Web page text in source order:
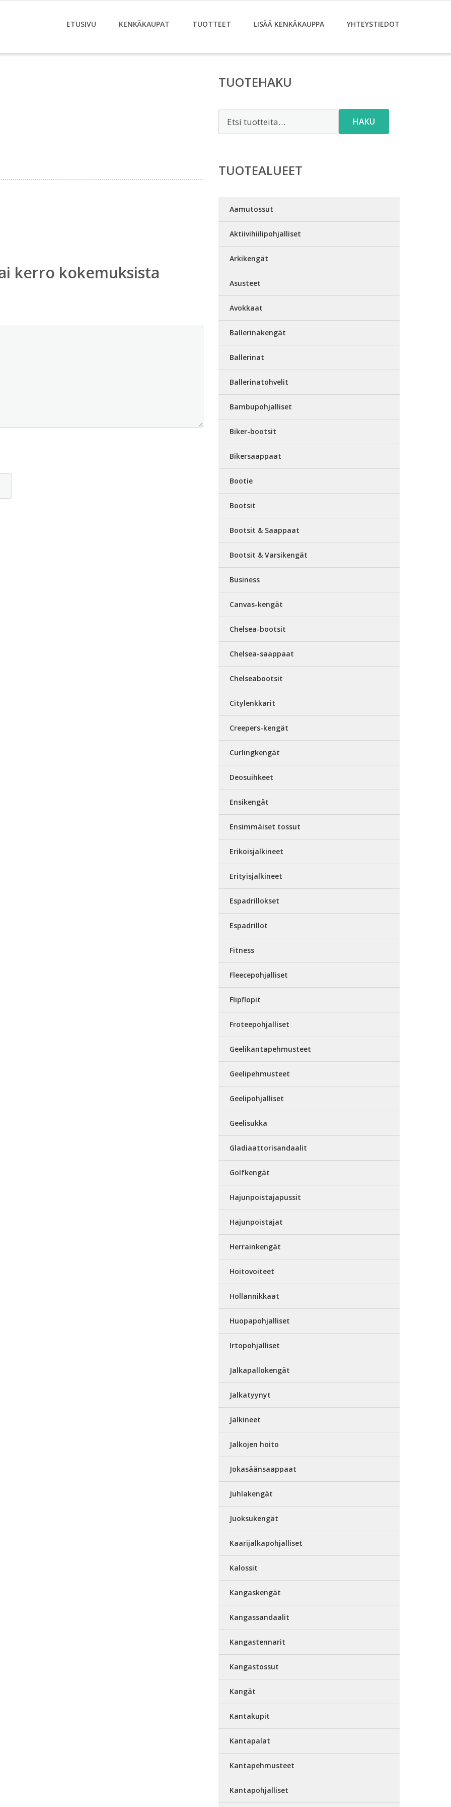
ETUSIVU KENKÄKAUPAT TUOTTEET LISÄÄ KENKÄKAUPPA YHTEYSTIEDOT
kerro kokemuksista
TUOTEHAKU
HAKU
TUOTEALUEET
Aamutossut
Aktiivihiilipohjalliset
Arkikengät
Asusteet
Avokkaat
Ballerinakengät
Ballerinat
Ballerinatohvelit
Bambupohjalliset
Biker-bootsit
Bikersaappaat
Bootie
Bootsit
Bootsit & Saappaat
Bootsit & Varsikengät
Business
Canvas-kengät
Chelsea-bootsit
Chelsea-saappaat
Chelseabootsit
Citylenkkarit
Creepers-kengät
Curlingkengät
Deosuihkeet
Ensikengät
Ensimmäiset tossut
Erikoisjalkineet
Erityisjalkineet
Espadrillokset
Espadrillot
Fitness
Fleecepohjalliset
Flipflopit
Froteepohjalliset
Geelikantapehmusteet
Geelipehmusteet
Geelipohjalliset
Geelisukka
Gladiaattorisandaalit
Golfkengät
Hajunpoistajapussit
Hajunpoistajat
Herrainkengät
Hoitovoiteet
Hollannikkaat
Huopapohjalliset
Irtopohjalliset
Jalkapallokengät
Jalkatyynyt
Jalkineet
Jalkojen hoito
Jokasäänsaappaat
Juhlakengät
Juoksukengät
Kaarijalkapohjalliset
Kalossit
Kangaskengät
Kangassandaalit
Kangastennarit
Kangastossut
Kangät
Kantakupit
Kantapalat
Kantapehmusteet
Kantapohjalliset